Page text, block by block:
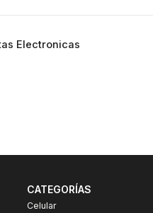
Electronicas
CATEGORÍAS
Celular